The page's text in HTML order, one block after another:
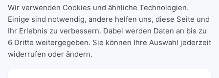
Deutschlandticket
Schülerkarte
Einzeltickets
Abonnements
Wir verwenden Cookies und ähnliche Technologien.
Einige sind notwendig, andere helfen uns, diese Seite und
Ihr Erlebnis zu verbessern. Dabei werden Daten an bis zu
6 Dritte weitergegeben. Sie können Ihre Auswahl jederzeit
widerrufen oder ändern.